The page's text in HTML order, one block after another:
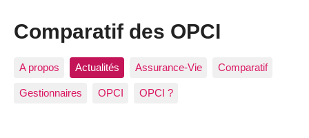
Comparatif des OPCI
A propos Actualités Assurance-Vie Comparatif
Gestionnaires OPCI OPCI ?